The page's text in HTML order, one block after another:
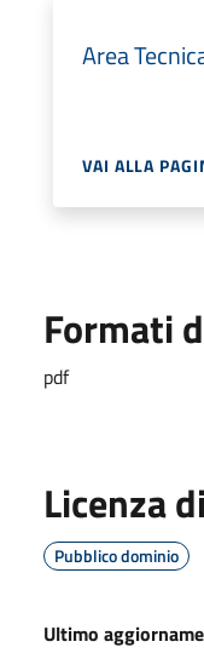
Area
VAI ALLA
Formati
pdf
Licenza
Pubblico dominio
Ultimo